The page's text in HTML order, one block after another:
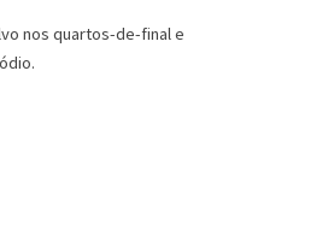
nos quartos-de-final e